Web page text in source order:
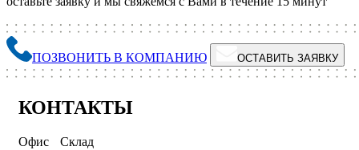
ПОЗВОНИТЬ В КОМПАНИЮ ОСТАВИТЬ ЗАЯВКУ
КОНТАКТЫ
Офис Склад